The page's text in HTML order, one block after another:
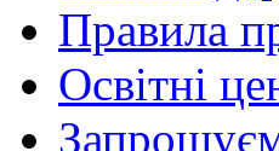
Правила
Освітні